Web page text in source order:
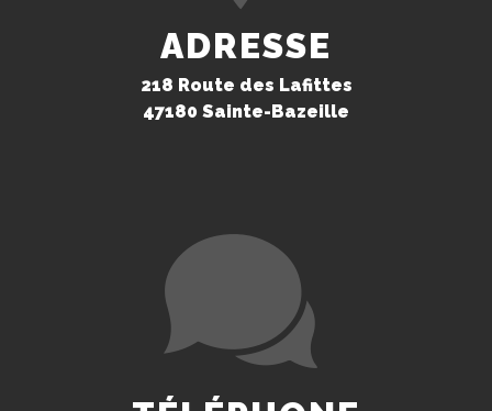
ADRESSE
218 Route des Lafittes
47180 Sainte-Bazeille